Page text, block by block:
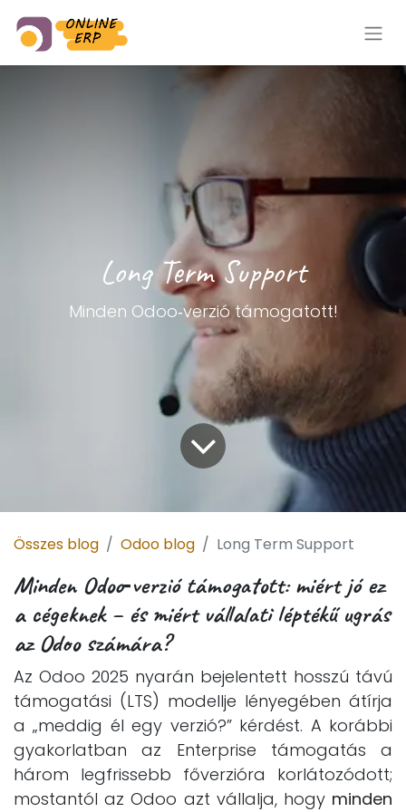
Long Term Support
Minden Odoo‑verzió támogatott!
Összes blog Odoo blog Long Term Support
Minden Odoo‑verzió támogatott: miért jó ez
a cégeknek – és miért vállalati léptékű ugrás
az Odoo számára?
Az Odoo 2025 nyarán bejelentett hosszú távú
támogatási (LTS) modellje lényegében átírja
a „meddig él egy verzió?” kérdést. A korábbi
gyakorlatban az Enterprise támogatás a
három legfrissebb főverzióra korlátozódott;
mostantól az Odoo azt vállalja, hogy minden